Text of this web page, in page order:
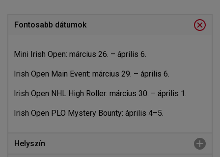
Fontosabb dátumok
Mini Irish Open: március 26. – április 6.
Irish Open Main Event: március 29. – április 6.
Irish Open NHL High Roller: március 30. – április 1.
Irish Open PLO Mystery Bounty: április 4–5.
Helyszín